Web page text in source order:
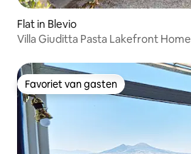
Flat in Blevio
Villa Giuditta Pasta Lakefront Home
Favoriet van gasten
Favoriet van gasten